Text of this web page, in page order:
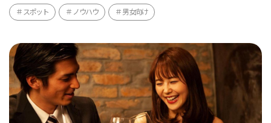
スポット ノウハウ 男女向け